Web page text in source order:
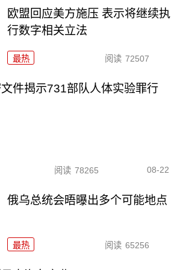
欧盟回应美方施压 表示将继续执
行数字相关立法
最热 阅读 72507
件揭示731部队人体实验罪行
阅读 78265 08-22
俄乌总统会晤曝出多个可能地点
最热 阅读 65256